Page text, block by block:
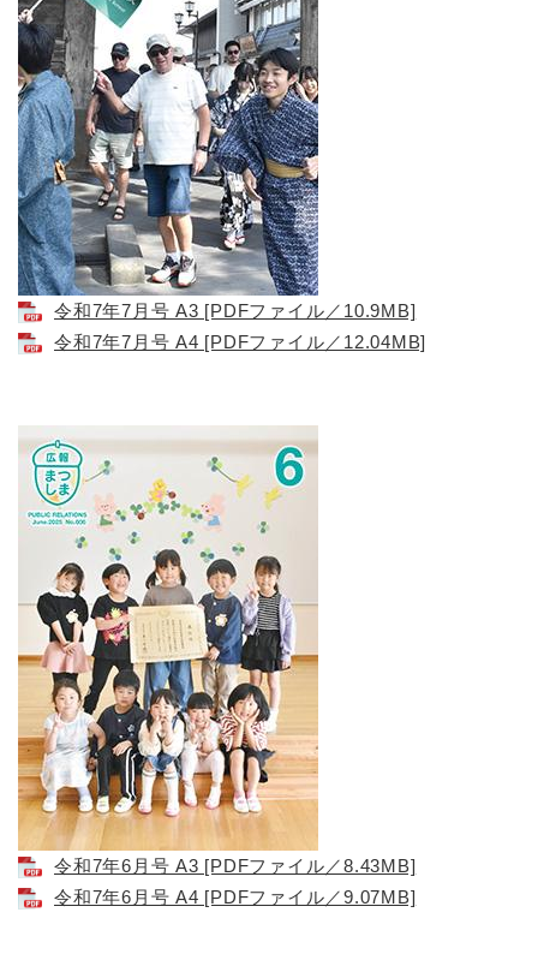
令和7年7月号 A3 [PDFファイル／10.9MB]
令和7年7月号 A4 [PDFファイル／12.04MB]
令和7年6月号 A3 [PDFファイル／8.43MB]
令和7年6月号 A4 [PDFファイル／9.07MB]